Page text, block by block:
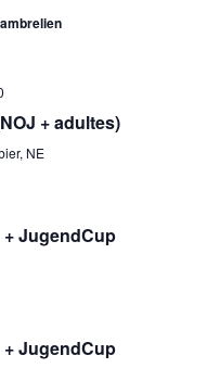
+ adultes)
NE
JugendCup
JugendCup